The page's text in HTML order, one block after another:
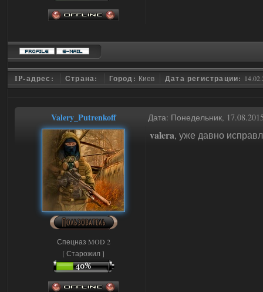
IP-адрес: Страна: Город: Киев Дата регистрации:
Valery_Putrenkoff Дата: Понедельник,
Спецназ MOD 2
[ Старожил ]
valera, уже давно